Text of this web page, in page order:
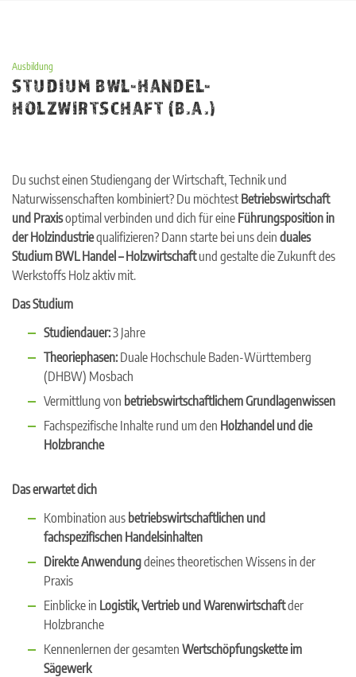
Ausbildung
STUDIUM BWL-HANDEL-
HOLZWIRTSCHAFT (B.A.)
Du suchst einen Studiengang der Wirtschaft, Technik und
Naturwissenschaften kombiniert? Du möchtest Betriebswirtschaft
und Praxisoptimal verbinden und dich für eine Führungsposition in
der Holzindustriequalifizieren? Dann starte bei uns dein duales
Studium BWL Handel – Holzwirtschaftund gestalte die Zukunft des
Werkstoffs Holz aktiv mit.
Das Studium
Studiendauer:3 Jahre
Theoriephasen: Duale Hochschule Baden-Württemberg
(DHBW) Mosbach
Vermittlung von betriebswirtschaftlichem Grundlagenwissen
Fachspezifische Inhalte rund um den Holzhandel und die
Holzbranche
Das erwartet dich
Kombination aus betriebswirtschaftlichen und
fachspezifischen Handelsinhalten
Direkte Anwendungdeines theoretischen Wissens in der
Praxis
Einblicke in Logistik, Vertrieb und Warenwirtschaftder
Holzbranche
Kennenlernen der gesamten Wertschöpfungskette im
Sägewerk